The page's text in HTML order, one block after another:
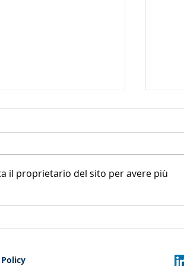
navale e lavori su
il credito senza
di
il proprietario del sito per avere più